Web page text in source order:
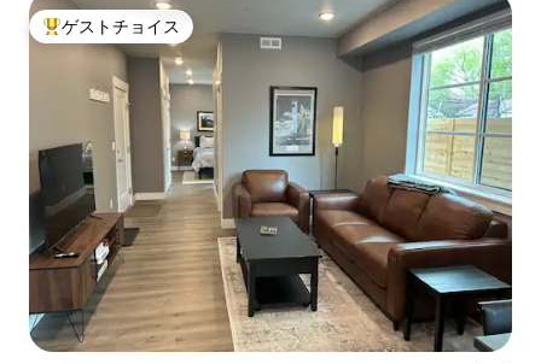
大好評のゲストチョイスです。
ゲストチョイス